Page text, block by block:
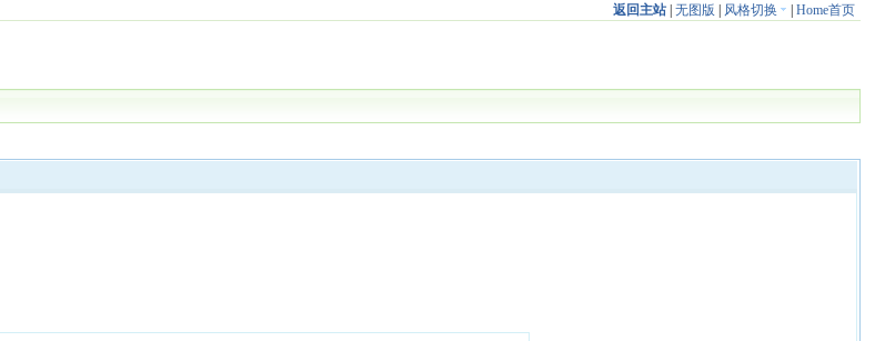
返回主站| 无图版 风格切换 Home首页